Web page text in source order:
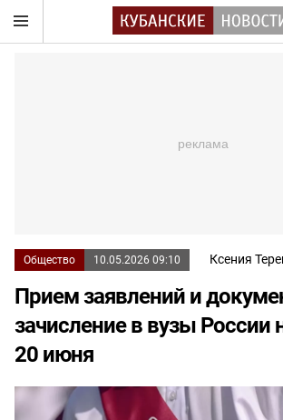
Общество 10.05.2026 09:10 Ксения
Прием заявлений и
зачисление в вузы России
20 июня